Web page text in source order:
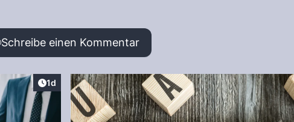
Schreibe einen Kommentar
Artikel veröffentlicht:
1d